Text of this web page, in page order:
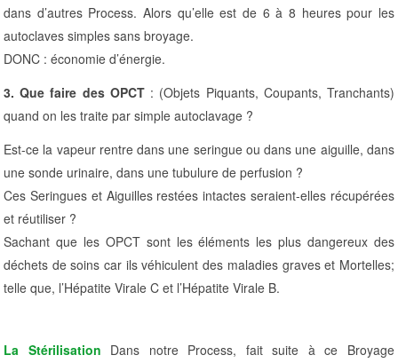
dans d’autres Process. Alors qu’elle est de 6 à 8 heures pour les
autoclaves simples sans broyage.
DONC : économie d’énergie.
3. Que faire des OPCT: (Objets Piquants, Coupants, Tranchants)
quand on les traite par simple autoclavage ?
Est-ce la vapeur rentre dans une seringue ou dans une aiguille, dans
une sonde urinaire, dans une tubulure de perfusion ?
Ces Seringues et Aiguilles restées intactes seraient-elles récupérées
et réutiliser ?
Sachant que les OPCT sont les éléments les plus dangereux des
déchets de soins car ils véhiculent des maladies graves et Mortelles;
telle que, l’Hépatite Virale C et l’Hépatite Virale B.
La Stérilisation Dans notre Process, fait suite à ce Broyage